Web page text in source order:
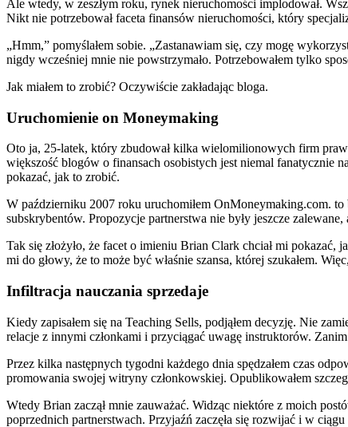
Ale wtedy, w zeszłym roku, rynek nieruchomości implodował.
Nikt nie potrzebował faceta finansów nieruchomości, który
„Hmm,” pomyślałem sobie. „Zastanawiam się, czy mogę
nigdy wcześniej mnie nie powstrzymało. Potrzebowałem tylko
Jak miałem to zrobić? Oczywiście zakładając bloga.
Uruchomienie on Moneymaking
Oto ja, 25-latek, który zbudował kilka wielomilionowych firm
większość blogów o finansach osobistych jest niemal fanatycznie
pokazać, jak to zrobić.
W październiku 2007 roku uruchomiłem OnMoneymaking.com. to
subskrybentów. Propozycje partnerstwa nie były jeszcze
Tak się złożyło, że facet o imieniu Brian Clark chciał mi pokazać,
mi do głowy, że to może być właśnie szansa, której szukałem.
Infiltracja nauczania sprzedaje
Kiedy zapisałem się na Teaching Sells, podjąłem decyzję. Nie
relacje z innymi członkami i przyciągać uwagę instruktorów.
Przez kilka następnych tygodni każdego dnia spędzałem czas
promowania swojej witryny członkowskiej. Opublikowałem
Wtedy Brian zaczął mnie zauważać. Widząc niektóre z moich
poprzednich partnerstwach. Przyjaźń zaczęła się rozwijać i w